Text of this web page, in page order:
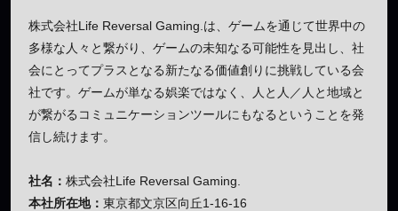
株式会社Life Reversal Gaming.は、ゲームを通じて世界中の
多様な人々と繋がり、ゲームの未知なる可能性を見出し、社
会にとってプラスとなる新たなる価値創りに挑戦している会
社です。ゲームが単なる娯楽ではなく、人と人／人と地域と
が繋がるコミュニケーションツールにもなるということを発
信し続けます。
社名： 株式会社Life Reversal Gaming.
本社所在地： 東京都文京区向丘1-16-16